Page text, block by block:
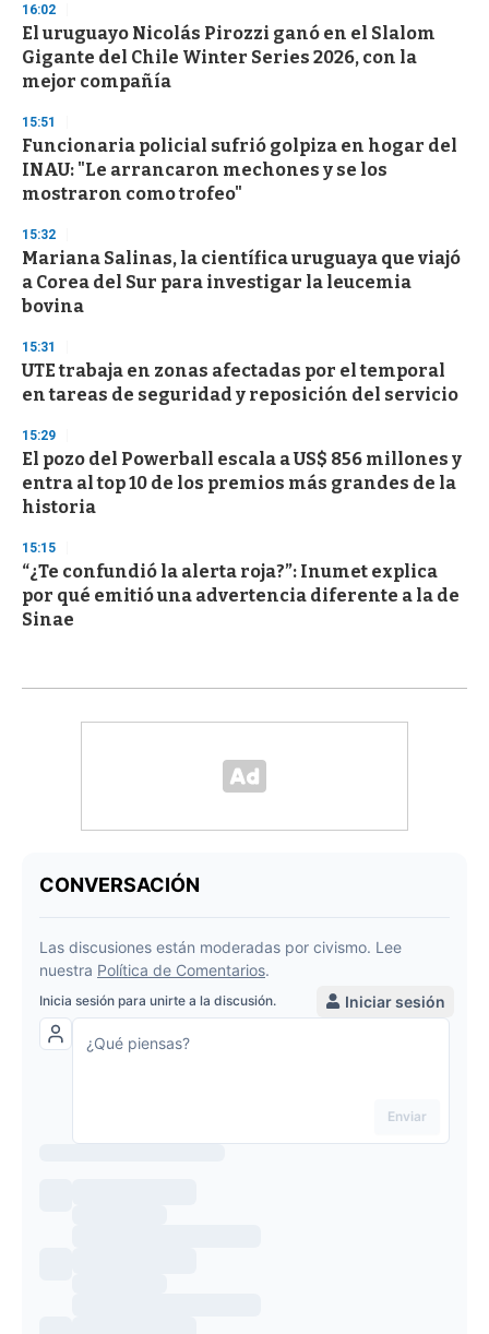
n
d
s
16:02
El uruguayo Nicolás Pirozzi ganó en el Slalom
Gigante del Chile Winter Series 2026, con la
mejor compañía
15:51
Funcionaria policial sufrió golpiza en hogar del
INAU: "Le arrancaron mechones y se los
mostraron como trofeo"
15:32
Mariana Salinas, la científica uruguaya que viajó
a Corea del Sur para investigar la leucemia
bovina
15:31
UTE trabaja en zonas afectadas por el temporal
en tareas de seguridad y reposición del servicio
15:29
El pozo del Powerball escala a US$ 856 millones y
entra al top 10 de los premios más grandes de la
historia
15:15
“¿Te confundió la alerta roja?”: Inumet explica
por qué emitió una advertencia diferente a la de
Sinae